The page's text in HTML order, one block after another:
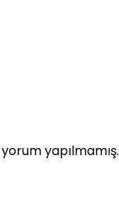
yapılmamış.